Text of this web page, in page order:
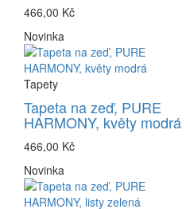
466,00 Kč
Novinka
Tapety
Tapeta na zeď, PURE
HARMONY, květy modrá
466,00 Kč
Novinka